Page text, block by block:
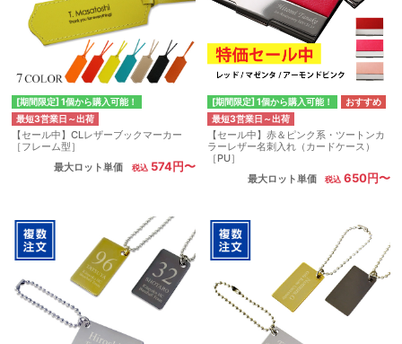
[期間限定] 1個から購入可能！
最短3営業日～出荷
【セール中】CLレザーブックマーカー
［フレーム型］
最大ロット単価
574円〜
[期間限定] 1個から購入可能！
最短3営業日～出荷
【セール中】赤＆ピンク系・ツートンカ
ラーレザー名刺入れ（カードケース）
［PU］
最大ロット単価
650円〜